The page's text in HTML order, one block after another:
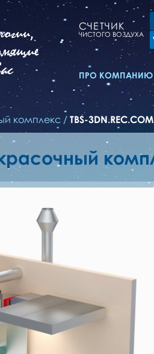
СЧЕТЧИК
ЧИСТОГО ВОЗДУХА
ПРО КОМПАНИЮ
комплекс / TBS-